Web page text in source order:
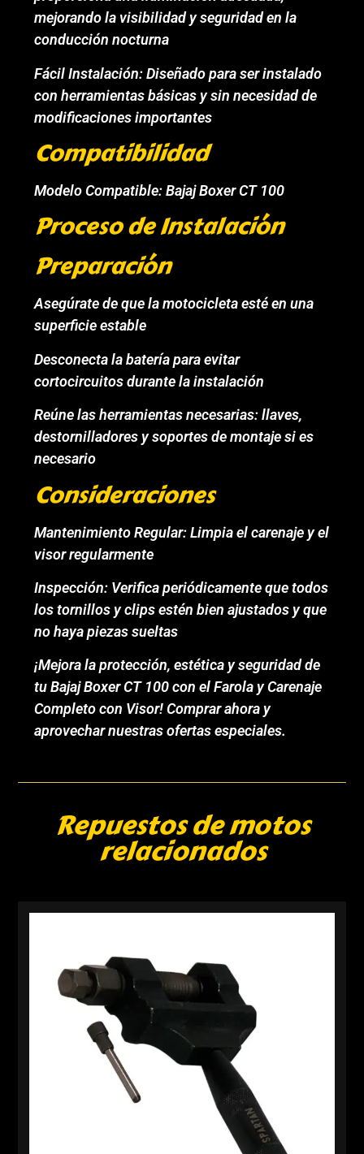
mejorando la visibilidad y seguridad en la
conducción nocturna
Fácil Instalación: Diseñado para ser instalado
con herramientas básicas y sin necesidad de
modificaciones importantes
Compatibilidad
Modelo Compatible: Bajaj Boxer CT 100
Proceso de Instalación
Preparación
Asegúrate de que la motocicleta esté en una
superficie estable
Desconecta la batería para evitar
cortocircuitos durante la instalación
Reúne las herramientas necesarias: llaves,
destornilladores y soportes de montaje si es
necesario
Consideraciones
Mantenimiento Regular: Limpia el carenaje y el
visor regularmente
Inspección: Verifica periódicamente que todos
los tornillos y clips estén bien ajustados y que
no haya piezas sueltas
¡Mejora la protección, estética y seguridad de
tu Bajaj Boxer CT 100 con el Farola y Carenaje
Completo con Visor! Comprar ahora y
aprovechar nuestras ofertas especiales.
Repuestos de motos
relacionados